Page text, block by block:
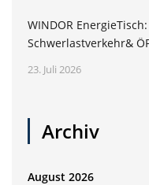
WINDOR
Schwerlastverkehr&
23. Juli 2026
Archiv
August 2026